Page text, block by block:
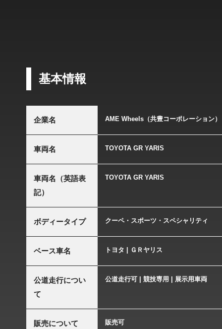
基本情報
企業名 AME Wheels（共豊コーポレーション）
車両名 TOYOTA GR YARIS
車両名（英語表
記）
TOYOTA GR YARIS
ボディータイプ クーペ・スポーツ・スペシャリティ
ベース車名 トヨタ | ＧＲヤリス
公道走行につい
て
公道走行可 | 競技専用 | 展示用車両
販売について 販売可